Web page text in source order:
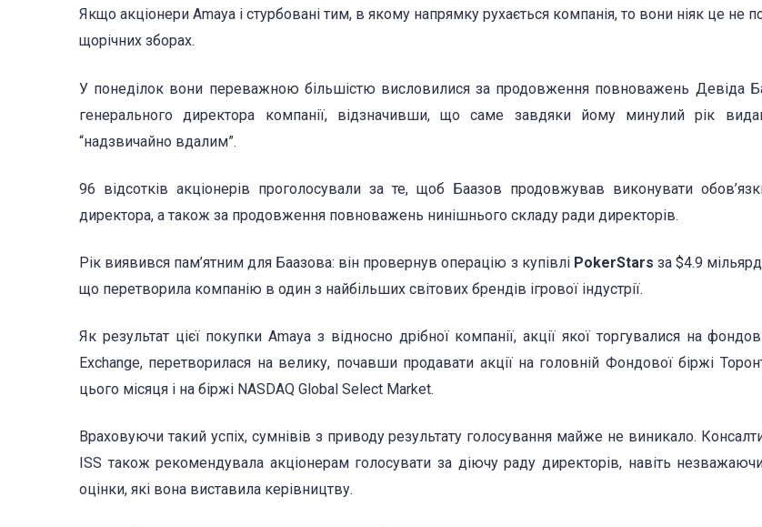
Якщо акціонери Amaya і стурбовані тим, в якому напрямку рухається компанія, то вони ніяк це не
щорічних зборах.
У понеділок вони переважною більшістю висловилися за продовження повноважень Девіда
генерального директора компанії, відзначивши, що саме завдяки йому минулий рік
“надзвичайно вдалим”.
96 відсотків акціонерів проголосували за те, щоб Баазов продовжував виконувати
директора, а також за продовження повноважень нинішнього складу ради директорів.
Рік виявився пам’ятним для Баазова: він провернув операцію з купівлі PokerStars за $4.9
що перетворила компанію в один з найбільших світових брендів ігрової індустрії.
Як результат цієї покупки Amaya з відносно дрібної компанії, акції якої торгувалися на
Exchange, перетворилася на велику, почавши продавати акції на головній Фондової біржі
цього місяця і на біржі NASDAQ Global Select Market.
Враховуючи такий успіх, сумнівів з приводу результату голосування майже не виникало.
ISS також рекомендувала акціонерам голосувати за діючу раду директорів, навіть
оцінки, які вона виставила керівництву.